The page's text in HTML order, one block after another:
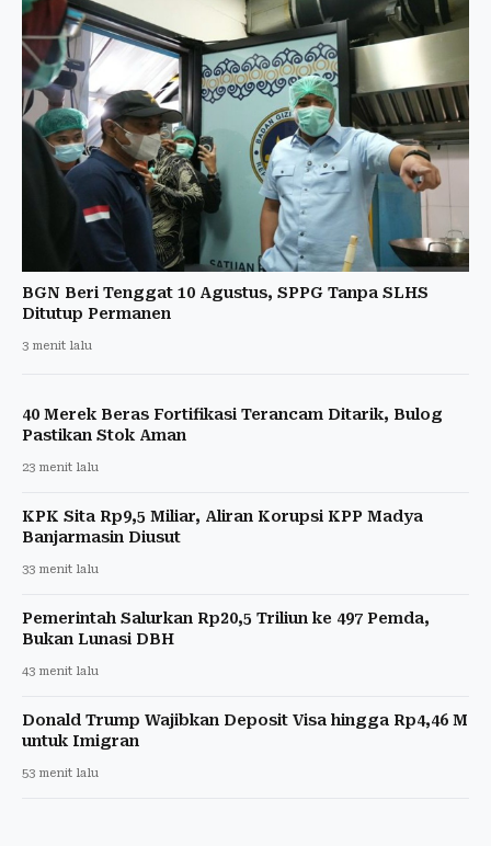
BGN Beri Tenggat 10 Agustus, SPPG Tanpa SLHS
Ditutup Permanen
3 menit lalu
40 Merek Beras Fortifikasi Terancam Ditarik, Bulog
Pastikan Stok Aman
23 menit lalu
KPK Sita Rp9,5 Miliar, Aliran Korupsi KPP Madya
Banjarmasin Diusut
33 menit lalu
Pemerintah Salurkan Rp20,5 Triliun ke 497 Pemda,
Bukan Lunasi DBH
43 menit lalu
Donald Trump Wajibkan Deposit Visa hingga Rp4,46 M
untuk Imigran
53 menit lalu